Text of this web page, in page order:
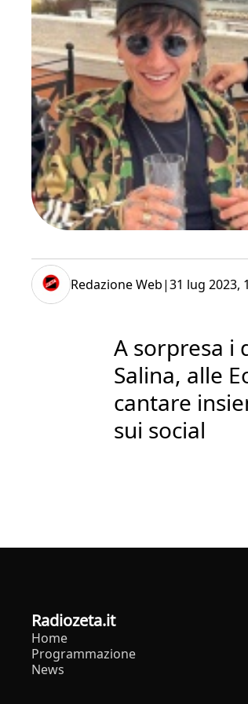
Redazione Web|31 lug 2023,
A sorpresa i
Salina, alle
cantare
sui social
radiozeta.it
Home
Programmazione
News